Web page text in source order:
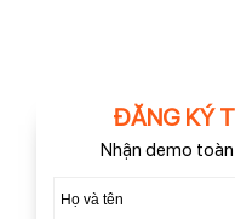
ĐĂNG KÝ
Nhận demo